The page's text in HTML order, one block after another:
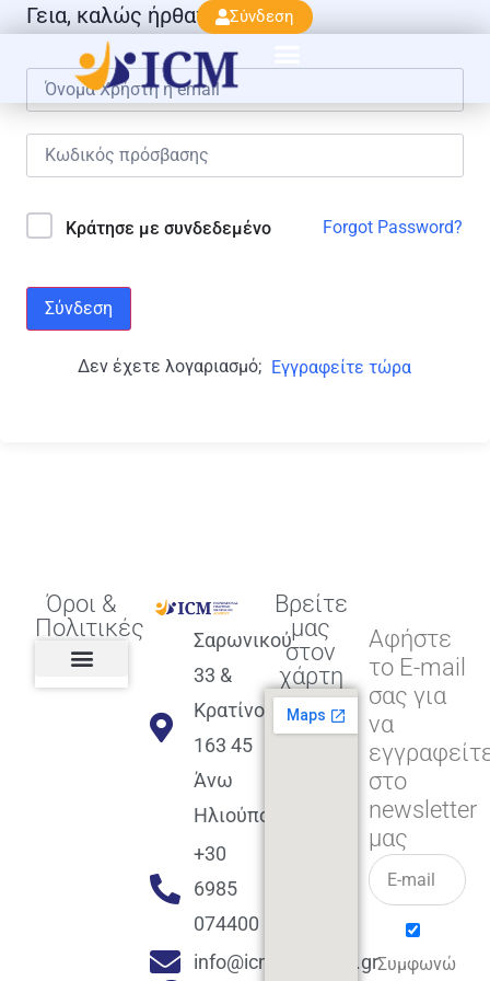
Σύνδεση
Γεια, καλώς ήρθατε πάλι!
Κράτησε με συνδεδεμένο Forgot Password?
Σύνδεση
Δεν έχετε λογαριασμό; Εγγραφείτε τώρα
Όροι &
Πολιτικές
Σαρωνικού
33 &
Κρατίνου
163 45
Άνω
Ηλιούπολη
+30
6985
074400
info@icmacademy.gr
Βρείτε
μας
στον
χάρτη
Αφήστε
το E-mail
σας για
να
στο
newsletter
μας
Συμφωνώ